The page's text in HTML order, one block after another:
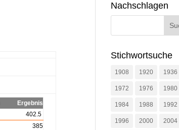
Ergebnis
402.5
385
Nachschlagen
Stichwortsuche
1908 1920 1936
1972 1976 1980
1984 1988 1992
1996 2000 2004